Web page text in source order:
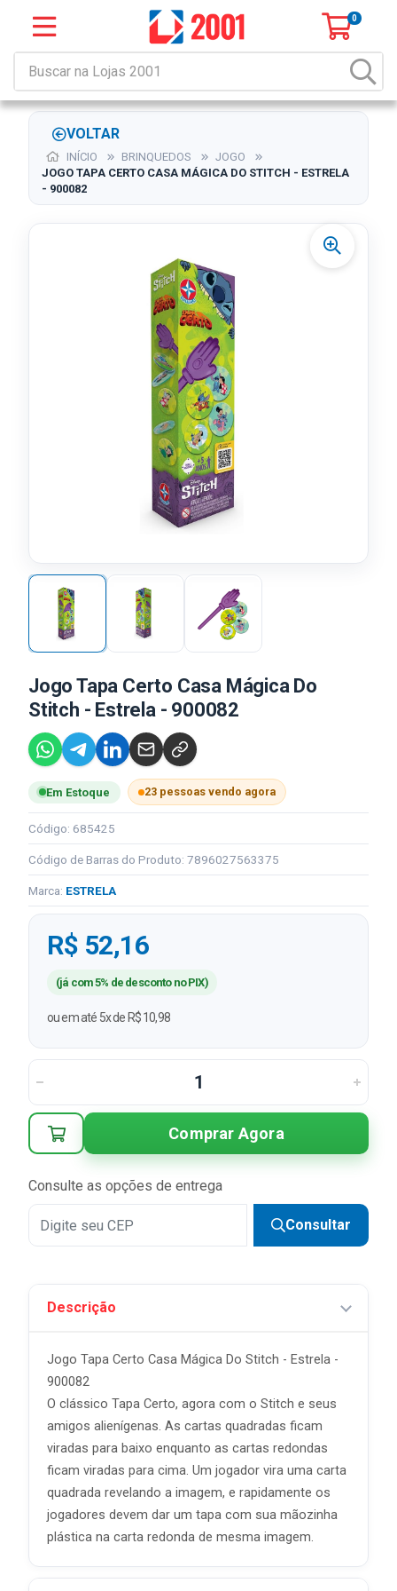
0
VOLTAR
INÍCIO BRINQUEDOS
JOGO
JOGO TAPA CERTO CASA MÁGICA DO STITCH - ESTRELA
- 900082
Jogo Tapa Certo Casa Mágica Do
Stitch - Estrela - 900082
Em Estoque 23 pessoas vendo agora
Código: 685425
Código de Barras do Produto: 7896027563375
Marca: ESTRELA
R$ 52,16
(já com 5% de desconto no PIX)
ou em até 5x de R$ 10,98
Comprar Agora
Consulte as opções de entrega
Consultar
Descrição
Jogo Tapa Certo Casa Mágica Do Stitch - Estrela -
900082
O clássico Tapa Certo, agora com o Stitch e seus
amigos alienígenas. As cartas quadradas ficam
viradas para baixo enquanto as cartas redondas
ficam viradas para cima. Um jogador vira uma carta
quadrada revelando a imagem, e rapidamente os
jogadores devem dar um tapa com sua mãozinha
plástica na carta redonda de mesma imagem.